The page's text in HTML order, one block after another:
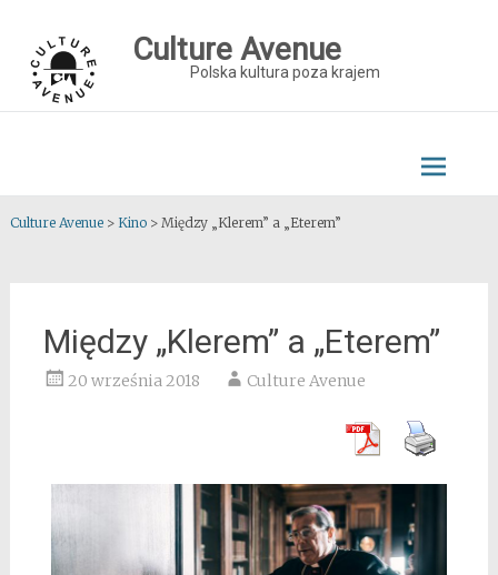
content
Culture Avenue
Polska kultura poza krajem
Culture Avenue> Kino> Między „Klerem” a „Eterem”
Między „Klerem” a „Eterem”
20 września 2018 Culture Avenue